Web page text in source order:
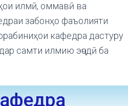
илмӣ, оммавӣ ва
забонҳо фаъолияти
кафедра дастуру
самти илмию эҷодӣ ба